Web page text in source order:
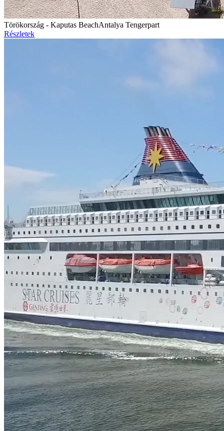
Törökország - Kaputas BeachAntalya Tengerpart
Részletek